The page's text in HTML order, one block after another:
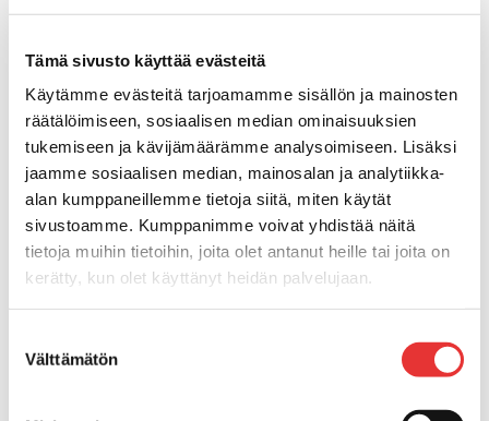
Tämä sivusto käyttää evästeitä
Käytämme evästeitä tarjoamamme sisällön ja mainosten
räätälöimiseen, sosiaalisen median ominaisuuksien
tukemiseen ja kävijämäärämme analysoimiseen. Lisäksi
jaamme sosiaalisen median, mainosalan ja analytiikka-
alan kumppaneillemme tietoja siitä, miten käytät
sivustoamme. Kumppanimme voivat yhdistää näitä
tietoja muihin tietoihin, joita olet antanut heille tai joita on
kerätty, kun olet käyttänyt heidän palvelujaan.
valinta
Välttämätön
Jätevesi
Muoviseokset
Polttoaine
Kansiruuvikkeitten varaosat
Makea vesi
Keula- ja uimatasot
Uimatasot
Keulatasot
Hankaimet
Galvanoitu
Messinki/kromattu